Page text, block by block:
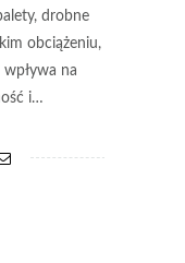
drobne
obciążeniu,
na
i…